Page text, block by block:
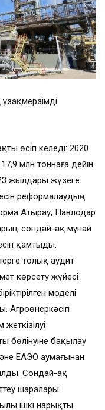
өсіп келеді: 2020
млн тоннаға дейін
жылдары жүзеге
реформалаудың
Атырау, Павлодар
сондай-ақ мұнай
қамтыды.
толық аудит
көрсету жүйесі
моделі
Агроөнеркәсіп
бөлінуіне бақылау
ЕАЭО аумағынан
Сондай-ақ
шаралары
ішкі нарықты